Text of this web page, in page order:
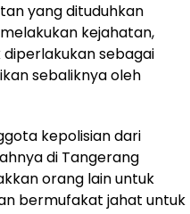
yang dituduhkan
kejahatan,
sebagai
sebaliknya oleh
kepolisian dari
di Tangerang
orang lain untuk
bermufakat jahat untuk